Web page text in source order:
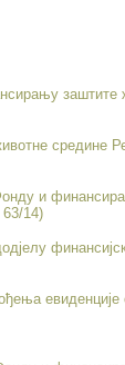
средине
и
14)